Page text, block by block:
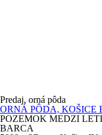
Predaj, orná pôda
ORNÁ PÔDA, KOŠICE
POZEMOK MEDZI
BARCA